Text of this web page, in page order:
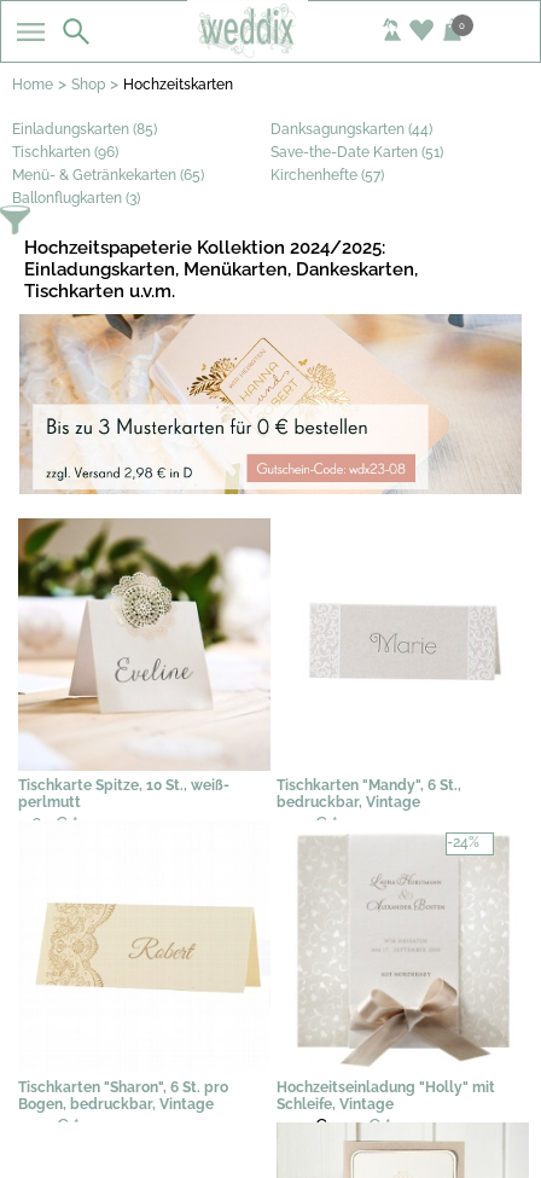
0
Home > Shop > Hochzeitskarten
Einladungskarten (85)
Danksagungskarten (44)
Tischkarten (96)
Save-the-Date Karten (51)
Menü- & Getränkekarten (65)
Kirchenhefte (57)
Ballonflugkarten (3)
Hochzeitspapeterie Kollektion 2024/2025:
Einladungskarten, Menükarten, Dankeskarten,
Tischkarten u.v.m.
Tischkarte Spitze, 10 St., weiß-
perlmutt
4,62 € *
Tischkarten "Mandy", 6 St.,
bedruckbar, Vintage
3,07 € *
Tischkarten "Sharon", 6 St. pro
Bogen, bedruckbar, Vintage
3,07 € *
-24%
Hochzeitseinladung "Holly" mit
Schleife, Vintage
3,02 €2,29 € *